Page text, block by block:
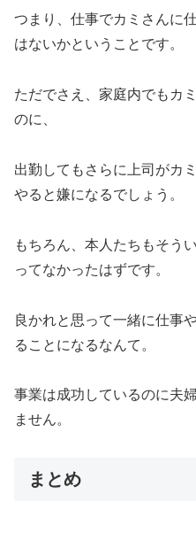
つまり、仕事でカミさんに
はないかということです。
ただでさえ、家庭内でもカ
のに、
出勤してもさらに上司がカ
やると嫌になるでしょう。
もちろん、本人たちもそう
ってなかったはずです。
良かれと思って一緒に仕事
ることになるなんて。
事業は成功しているのに夫
ません。
まとめ